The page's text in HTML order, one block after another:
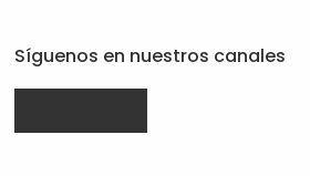
Síguenos en nuestros canales